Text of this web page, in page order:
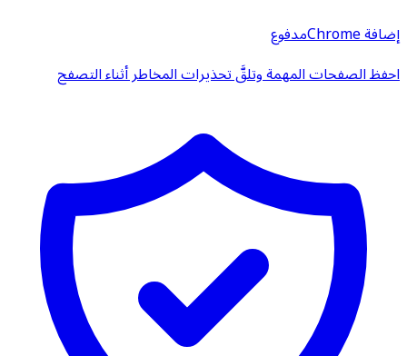
إضافة Chrome
مدفوع
احفظ الصفحات المهمة وتلقَّ تحذيرات المخاطر أثناء التصفح